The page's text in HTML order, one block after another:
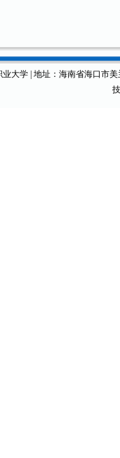
大学 | 地址：海南省海口市